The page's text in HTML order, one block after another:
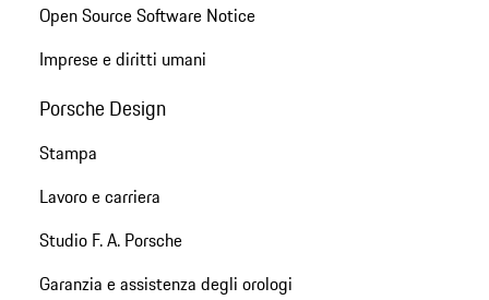
Open Source Software Notice
Imprese e diritti umani
Porsche Design
Stampa
Lavoro e carriera
Studio F. A. Porsche
Garanzia e assistenza degli orologi